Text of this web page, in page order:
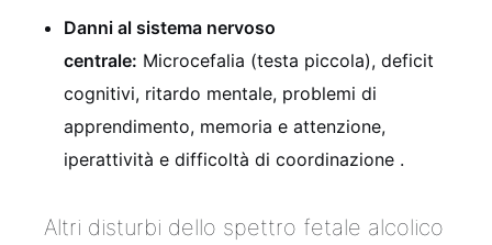
Danni al sistema nervoso
centrale: Microcefalia (testa piccola), deficit
cognitivi, ritardo mentale, problemi di
apprendimento, memoria e attenzione,
iperattività e difficoltà di coordinazione .
Altri disturbi dello spettro fetale alcolico